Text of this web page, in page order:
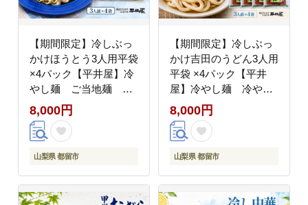
【期間限定】冷しぶっ
かけほうとう3人用平袋
×4パック【平井屋】冷
やし麺 ご当地麺 ほ
うとう
8,000円
山梨県 都留市
【期間限定】冷しぶっ
かけ吉田のうどん3人用
平袋 ×4パック【平井
屋】冷やし麺 冷やし
うどん ご当地麺 う
どん
8,000円
山梨県 都留市